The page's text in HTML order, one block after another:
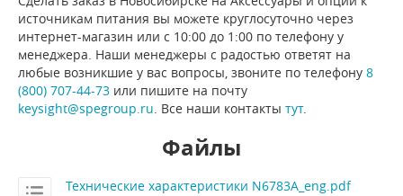
источникам питания вы можете круглосуточно через
интернет-магазин или с 10:00 до 1:00 по телефону у
менеджера. Наши менеджеры с радостью ответят на
любые возникшие у вас вопросы, звоните по телефону 8
(800) 707-44-73 или пишите на почту
keysight@spegroup.ru. Все наши контакты тут.
Файлы
Технические характеристики N6783A_eng.pdf